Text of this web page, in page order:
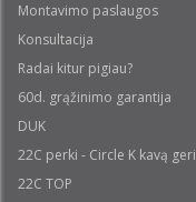
Montavimo paslaugos
Konsultacija
Radai kitur pigiau?
60d. grąžinimo garantija
DUK
22C perki - Circle K kavą geri
22C TOP